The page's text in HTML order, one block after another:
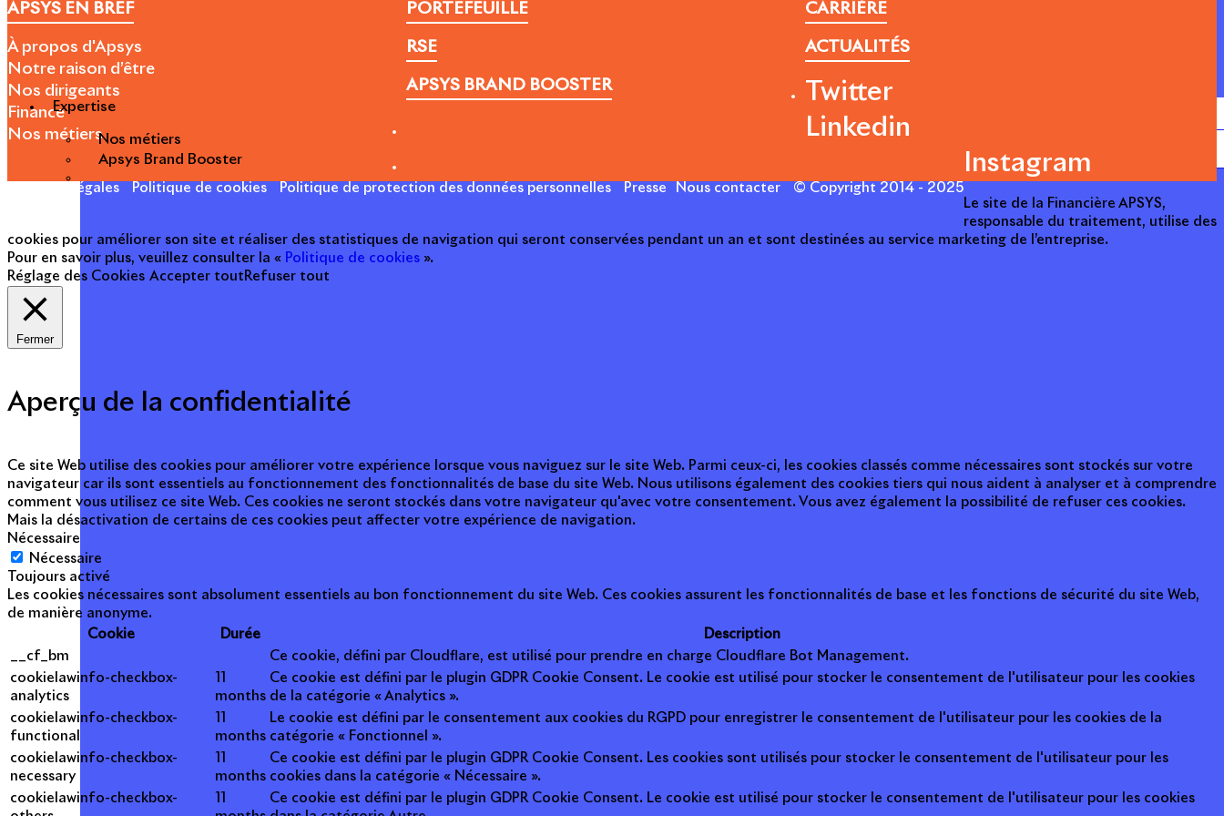
Expertise
Nos métiers
Apsys Brand Booster
APSYS EN BREF
À propos d'Apsys
Notre raison d’être
Nos dirigeants
Finance
Nos métiers
PORTEFEUILLE
RSE
APSYS BRAND BOOSTER
CARRIÈRE
ACTUALITÉS
Mentions légales Politique de cookies Politique de protection des données personnelles Presse Nous contacter © Copyright 2014 - 2025
Twitter
Linkedin
Instagram
Le site de la Financière APSYS,
responsable du traitement, utilise des
cookies pour améliorer son site et réaliser des statistiques de navigation qui seront conservées pendant un an et sont destinées au service marketing de l’entreprise.
Pour en savoir plus, veuillez consulter la « Politique de cookies ».
Réglage des Cookies Accepter tout Refuser tout
Fermer
Aperçu de la confidentialité
Ce site Web utilise des cookies pour améliorer votre expérience lorsque vous naviguez sur le site Web. Parmi ceux-ci, les cookies classés comme nécessaires sont stockés sur votre
navigateur car ils sont essentiels au fonctionnement des fonctionnalités de base du site Web. Nous utilisons également des cookies tiers qui nous aident à analyser et à comprendre
comment vous utilisez ce site Web. Ces cookies ne seront stockés dans votre navigateur qu'avec votre consentement. Vous avez également la possibilité de refuser ces cookies.
Mais la désactivation de certains de ces cookies peut affecter votre expérience de navigation.
Nécessaire
Nécessaire
Toujours activé
Les cookies nécessaires sont absolument essentiels au bon fonctionnement du site Web. Ces cookies assurent les fonctionnalités de base et les fonctions de sécurité du site Web,
de manière anonyme.
Cookie
Durée
Description
__cf_bm
Ce cookie, défini par Cloudflare, est utilisé pour prendre en charge Cloudflare Bot Management.
cookielawinfo-checkbox-
analytics
months
Ce cookie est défini par le plugin GDPR Cookie Consent. Le cookie est utilisé pour stocker le consentement de l'utilisateur pour les cookies
de la catégorie « Analytics ».
cookielawinfo-checkbox-
functional
months
Le cookie est défini par le consentement aux cookies du RGPD pour enregistrer le consentement de l'utilisateur pour les cookies de la
catégorie « Fonctionnel ».
cookielawinfo-checkbox-
necessary
months
Ce cookie est défini par le plugin GDPR Cookie Consent. Les cookies sont utilisés pour stocker le consentement de l'utilisateur pour les
cookies dans la catégorie « Nécessaire ».
cookielawinfo-checkbox-
Ce cookie est défini par le plugin GDPR Cookie Consent. Le cookie est utilisé pour stocker le consentement de l'utilisateur pour les cookies